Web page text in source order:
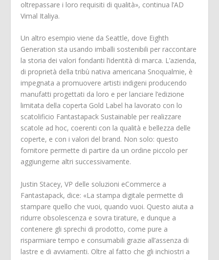
oltrepassare i loro requisiti di qualità», continua l’AD
Vimal Italiya.
Un altro esempio viene da Seattle, dove Eighth
Generation sta usando imballi sostenibili per raccontare
la storia dei valori fondanti l’identità di marca. L’azienda,
di proprietà della tribù nativa americana Snoqualmie, è
impegnata a promuovere artisti indigeni producendo
manufatti progettati da loro e per lanciare l’edizione
limitata della coperta Gold Label ha lavorato con lo
scatolificio Fantastapack Sustainable per realizzare
scatole ad hoc, coerenti con la qualità e bellezza delle
coperte, e con i valori del brand. Non solo: questo
fornitore permette di partire da un ordine piccolo per
aggiungerne altri successivamente.
Justin Stacey, VP delle soluzioni eCommerce a
Fantastapack, dice: «La stampa digitale permette di
stampare quello che vuoi, quando vuoi. Questo aiuta a
ridurre obsolescenza e sovra tirature, e dunque a
contenere gli sprechi di prodotto, come pure a
risparmiare tempo e consumabili grazie all’assenza di
lastre e di avviamenti. Oltre al fatto che gli inchiostri a